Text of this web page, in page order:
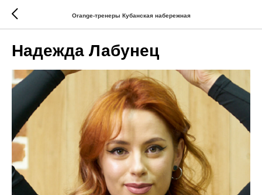
Orange-тренеры Кубанская набережная
Надежда Лабунец